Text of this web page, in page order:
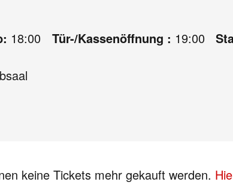
18:00 Tür-/Kassenöffnung : 19:00
keine Tickets mehr gekauft werden.